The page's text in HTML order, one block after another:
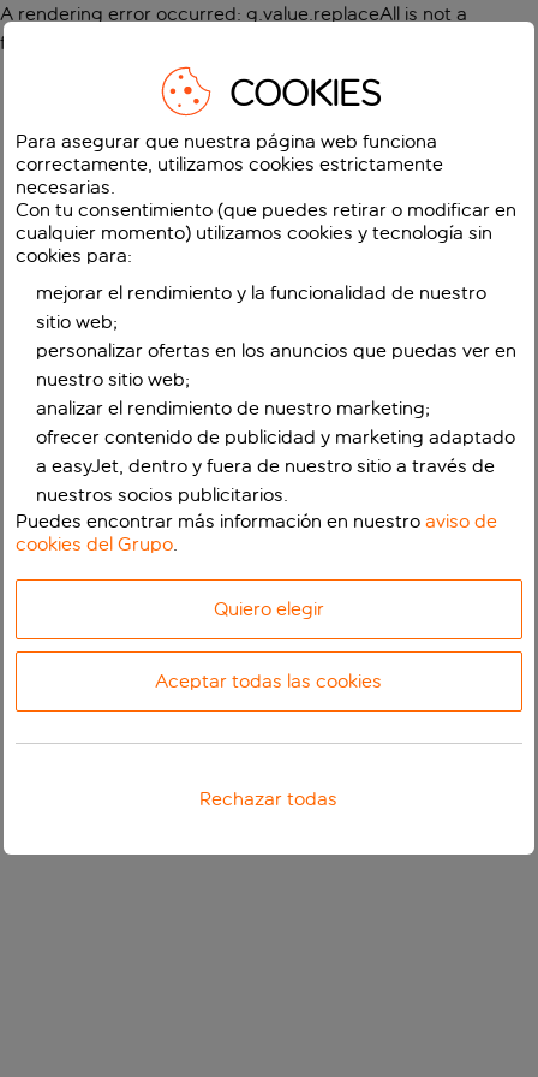
A rendering error occurred: g.value.replaceAll is not a
function
COOKIES
Para asegurar que nuestra página web funciona
correctamente, utilizamos cookies estrictamente
necesarias.
Con tu consentimiento (que puedes retirar o modificar en
cualquier momento) utilizamos cookies y tecnología sin
cookies para:
mejorar el rendimiento y la funcionalidad de nuestro
sitio web;
personalizar ofertas en los anuncios que puedas ver en
nuestro sitio web;
analizar el rendimiento de nuestro marketing;
ofrecer contenido de publicidad y marketing adaptado
a easyJet, dentro y fuera de nuestro sitio a través de
nuestros socios publicitarios.
Puedes encontrar más información en nuestroaviso de
cookies del Grupo.
Quiero elegir
Aceptar todas las cookies
Rechazar todas